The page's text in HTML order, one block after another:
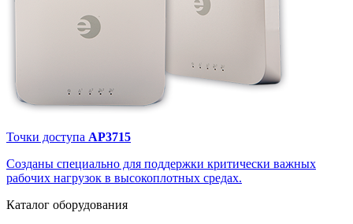
Точки доступа AP3715
Созданы специально для поддержки критически важных
рабочих нагрузок в высокоплотных средах.
Каталог оборудования